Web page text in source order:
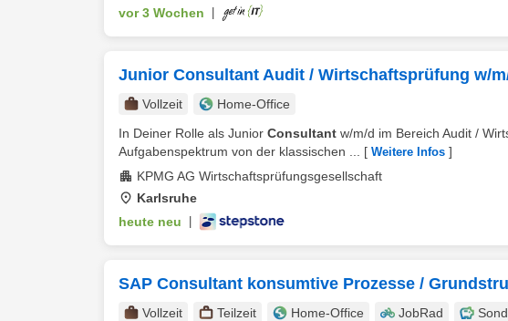
vor 3 Wochen
Junior Consultant Audit / Wirtschaftsprüfung w/
Vollzeit
Home-Office
In Deiner Rolle als Junior Consultant w/m/d im Bereich Audit /
Aufgabenspektrum von der klassischen ...
[ Weitere Infos ]
KPMG AG Wirtschaftsprüfungsgesellschaft
Karlsruhe
heute neu
SAP Consultant konsumtive Prozesse /
Vollzeit Teilzeit Home-Office JobRad